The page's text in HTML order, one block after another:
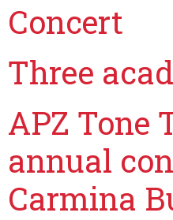
Concert
Three
APZ Tone
annual
Carmina